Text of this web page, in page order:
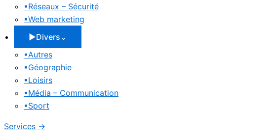
▪Réseaux – Sécurité
▪Web marketing
▶Divers ⌄
▪Autres
▪Géographie
▪Loisirs
▪Média – Communication
▪Sport
Services →